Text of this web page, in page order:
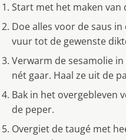
Start met het maken van
Doe alles voor de saus
vuur tot de gewenste
Verwarm de sesamolie
nét gaar. Haal ze uit de
Bak in het overgebleven
de peper.
Overgiet de taugé met